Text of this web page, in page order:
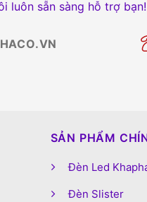
luôn sẵn sàng hỗ trợ bạn!
SẢN PHẨM
Đèn Led
Đèn Slister